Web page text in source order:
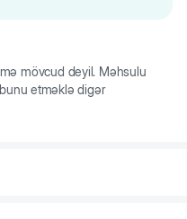
mövcud deyil. Məhsulu
etməklə digər